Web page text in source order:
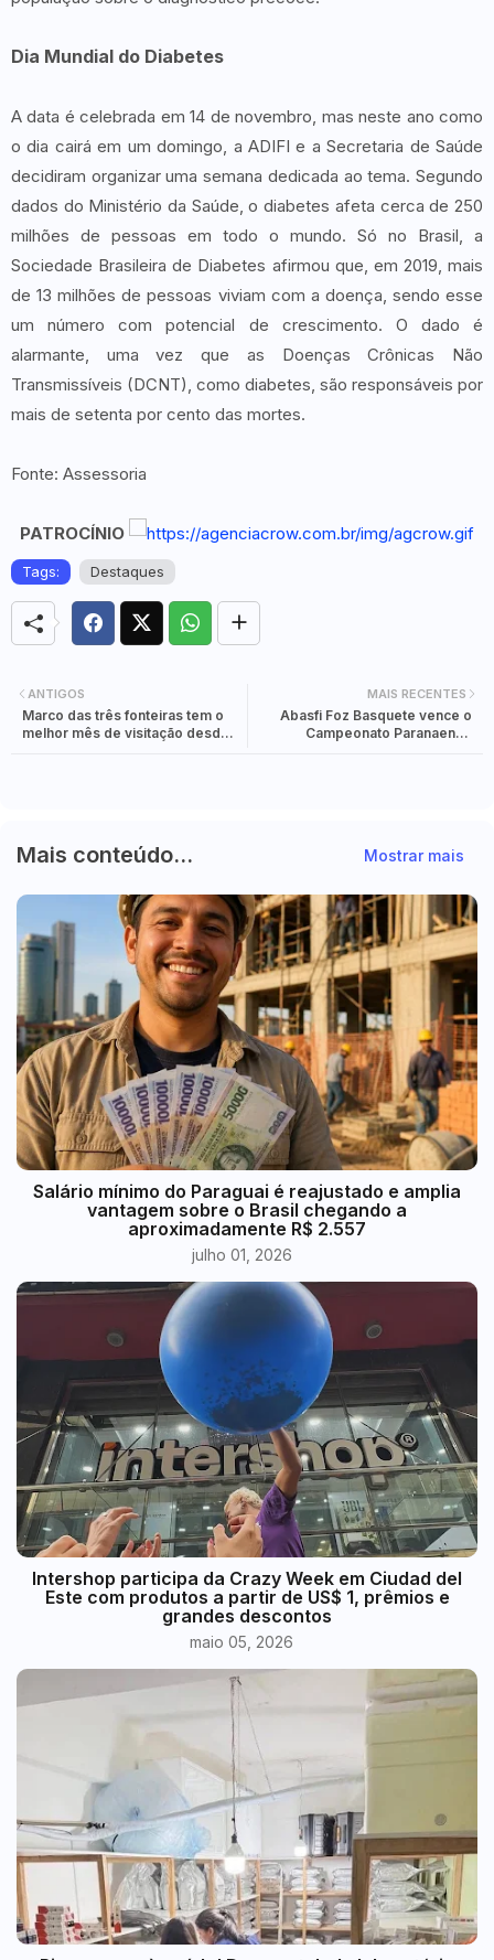
Dia Mundial do Diabetes
A data é celebrada em 14 de novembro, mas neste ano como
o dia cairá em um domingo, a ADIFI e a Secretaria de Saúde
decidiram organizar uma semana dedicada ao tema. Segundo
dados do Ministério da Saúde, o diabetes afeta cerca de 250
milhões de pessoas em todo o mundo. Só no Brasil, a
Sociedade Brasileira de Diabetes afirmou que, em 2019, mais
de 13 milhões de pessoas viviam com a doença, sendo esse
um número com potencial de crescimento. O dado é
alarmante, uma vez que as Doenças Crônicas Não
Transmissíveis (DCNT), como diabetes, são responsáveis por
mais de setenta por cento das mortes.
Fonte: Assessoria
PATROCÍNIO
Tags: Destaques
MAIS RECENTES
Abasfi Foz Basquete vence o
Campeonato Paranaense
ANTIGOS
Marco das três fonteiras tem o
melhor mês de visitação desde a
Mais conteúdo... Mostrar mais
​Salário mínimo do Paraguai é reajustado e amplia
vantagem sobre o Brasil chegando a
aproximadamente R$ 2.557
julho 01, 2026
Intershop participa da Crazy Week em Ciudad del
Este com produtos a partir de US$ 1, prêmios e
grandes descontos
maio 05, 2026